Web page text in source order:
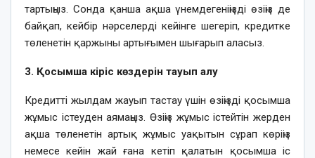
тартыңыз. Сонда қанша ақша үнемдегеніңізді өзіңіз де
байқап, кейбір нәрселерді кейінге шегеріп, кредитке
төленетін қаржыны артығымен шығарып аласыз.
3. Қосымша кіріс көздерін тауып алу
Кредитті жылдам жауып тастау үшін өзіңізді қосымша
жұмыс істеуден аямаңыз. Өзіңіз жұмыс істейтін жерден
ақша төленетін артық жұмыс уақытын сұрап көріңіз
немесе кейін жай ғана кетіп қалатын қосымша іс